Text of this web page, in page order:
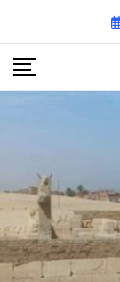
content